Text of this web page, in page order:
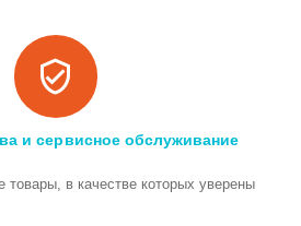
и сервисное обслуживание
товары, в качестве которых уверены